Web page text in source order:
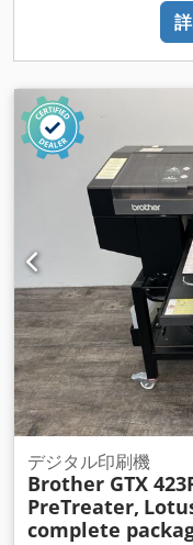
デジタル印刷機
Brother GTX
PreTreater,
complete